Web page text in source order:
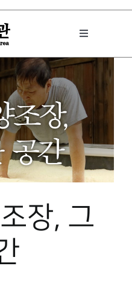
Toggle
장, 그